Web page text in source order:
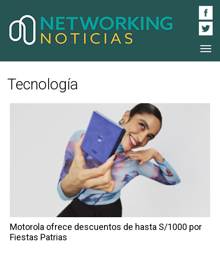
Tecnología
Motorola ofrece descuentos de hasta S/1000 por
Fiestas Patrias